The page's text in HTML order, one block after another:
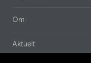
Om
Aktuelt